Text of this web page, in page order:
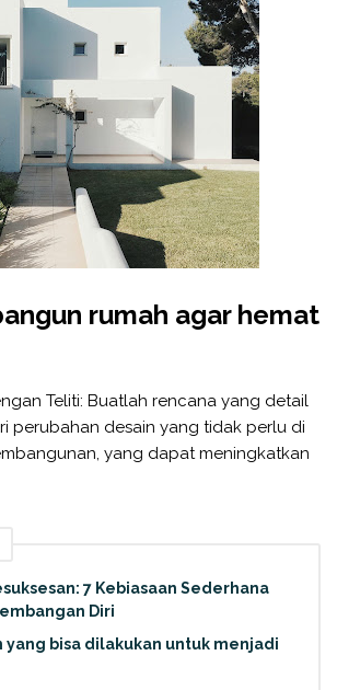
rumah agar hemat
Teliti: Buatlah rencana yang detail
perubahan desain yang tidak perlu di
yang dapat meningkatkan
7 Kebiasaan Sederhana
Diri
yang bisa dilakukan untuk menjadi